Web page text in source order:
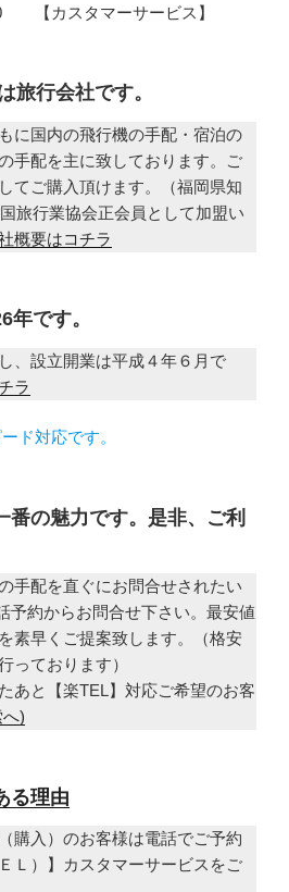
【カスタマーサービス】
旅行会社です。
に国内の飛行機の手配・宿泊の
手配を主に致しております。ご
てご購入頂けます。（福岡県知
旅行業協会正会員として加盟い
概要はコチラ
年です。
、設立開業は平成４年６月で
ラ
ド対応です。
番の魅力です。是非、ご利
手配を直ぐにお問合せされたい
予約からお問合せ下さい。最安値
素早くご提案致します。（格安
っております）
あと【楽TEL】対応ご希望のお客
)
る理由
購入）のお客様は電話でご予約
Ｌ）】カスタマーサービスをご